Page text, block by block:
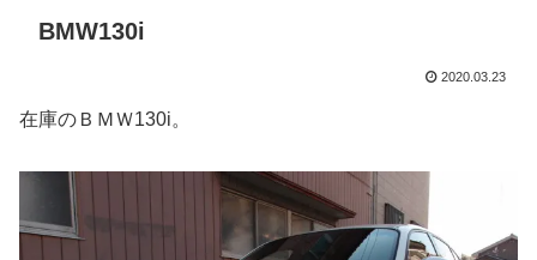
BMW130i
2020.03.23
在庫のＢＭＷ130i。